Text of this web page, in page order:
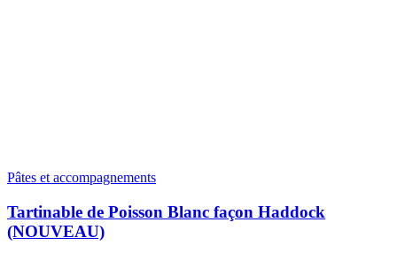
Pâtes et accompagnements
Tartinable de Poisson Blanc façon Haddock
(NOUVEAU)